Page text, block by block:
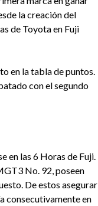
la creación del
de Toyota en Fuji
en la tabla de puntos.
con el segundo
en las 6 Horas de Fuji.
No. 92, poseen
De estos asegurar
consecutivamente en